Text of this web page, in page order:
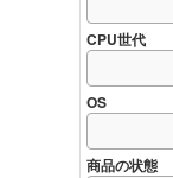
CPU世代
OS
商品の状態